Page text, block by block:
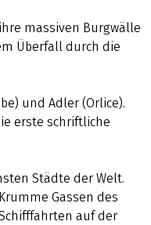
massiven Burgwälle
Überfall durch die
und Adler (Orlice).
erste schriftliche
Städte der Welt.
Gassen des
auf der